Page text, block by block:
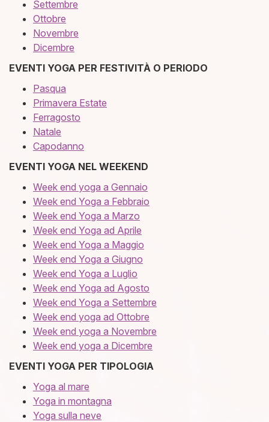
Settembre
Ottobre
Novembre
Dicembre
EVENTI YOGA PER FESTIVITÀ O PERIODO
Pasqua
Primavera Estate
Ferragosto
Natale
Capodanno
EVENTI YOGA NEL WEEKEND
Week end yoga a Gennaio
Week end Yoga a Febbraio
Week end Yoga a Marzo
Week end Yoga ad Aprile
Week end Yoga a Maggio
Week end Yoga a Giugno
Week end Yoga a Luglio
Week end Yoga ad Agosto
Week end Yoga a Settembre
Week end yoga ad Ottobre
Week end yoga a Novembre
Week end yoga a Dicembre
EVENTI YOGA PER TIPOLOGIA
Yoga al mare
Yoga in montagna
Yoga sulla neve